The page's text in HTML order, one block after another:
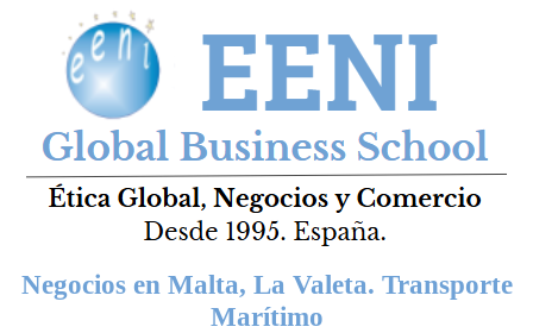
Negocios en Malta, La Valeta. Transporte
Marítimo